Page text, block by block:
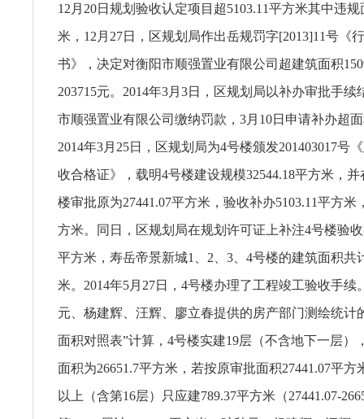
12月20日规划验收认定项目超5103.11平方米其中违规
米，12月27日，区规划局作出岳规罚字[2013]11号《
书》，决定对衡阳市顺强置业有限公司超建筑面积
203715元。2014年3月3日，区规划局以补办审批手续
市顺强置业有限公司缴纳罚款，3月10日申请补办超
2014年3月25日，区规划局为4号楼颁发201403017号
收合格证》，载明4号楼建设规模32544.18平方米，
楼审批原为27441.07平方米，验收补办5103.11平方米
方米。同日，区规划局在规划许可证上补注4号楼验
平方米，寿岳帝景新城1、2、3、4号楼的建筑面积共
米。2014年5月27日，4号楼办理了工程竣工验收手续
元、杨建辉、汪辉、廖立春提供的房产部门测绘统计
面积对照表”计算，4号楼实建19层（不含地下一层）
面积为26651.7平方米，若按原审批面积27441.07平方
以上（含第16层）只应建789.37平方米（27441.07-